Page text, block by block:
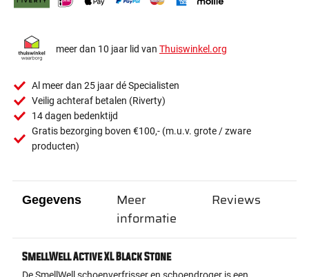
meer dan 10 jaar lid van Thuiswinkel.org
Al meer dan 25 jaar dé Specialisten
Veilig achteraf betalen (Riverty)
14 dagen bedenktijd
Gratis bezorging boven €100,- (m.u.v. grote / zware
producten)
Gegevens
SmellWell Active XL Black Stone
Meer
informatie
Reviews